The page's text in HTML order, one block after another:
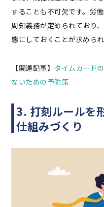
することも不可欠です。労
周知義務が定められており
態にしておくことが求められ
【関連記事】 タイムカード
ないための予防策
3. 打刻ルールを
仕組みづくり